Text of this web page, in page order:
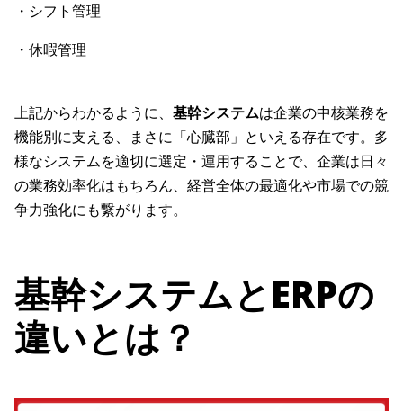
・シフト管理
・休暇管理
上記からわかるように、 基幹システムは企業の中核業務を
機能別に支える、まさに「心臓部」といえる存在です。多
様なシステムを適切に選定・運用することで、企業は日々
の業務効率化はもちろん、経営全体の最適化や市場での競
争力強化にも繋がります。
基幹システムとERPの
違いとは？